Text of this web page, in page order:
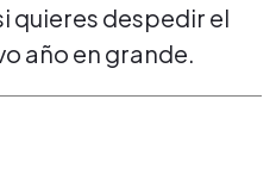
quieres despedir el
año en grande.